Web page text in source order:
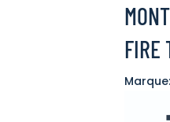
FIRE
Marque: